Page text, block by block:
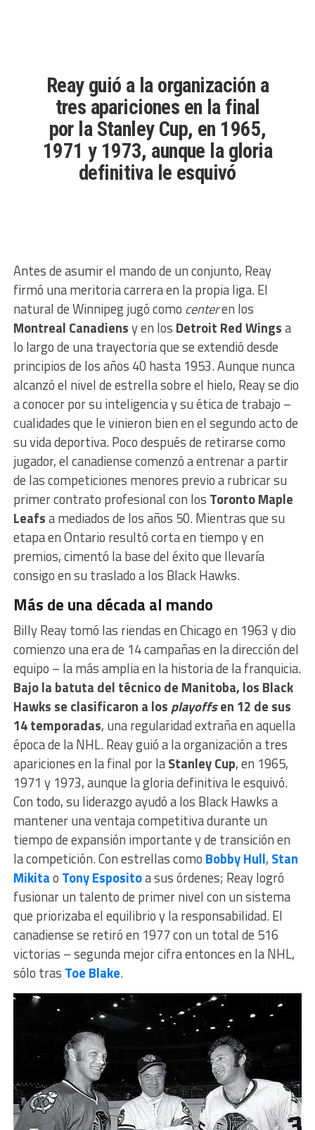
Reay guió a la organización a
tres apariciones en la final
por la Stanley Cup, en 1965,
1971 y 1973, aunque la gloria
definitiva le esquivó
Antes de asumir el mando de un conjunto, Reay
firmó una meritoria carrera en la propia liga. El
natural de Winnipeg jugó como centeren los
Montreal Canadiensy en los Detroit Red Wingsa
lo largo de una trayectoria que se extendió desde
principios de los años 40 hasta 1953. Aunque nunca
alcanzó el nivel de estrella sobre el hielo, Reay se dio
a conocer por su inteligencia y su ética de trabajo –
cualidades que le vinieron bien en el segundo acto de
su vida deportiva. Poco después de retirarse como
jugador, el canadiense comenzó a entrenar a partir
de las competiciones menores previo a rubricar su
primer contrato profesional con los Toronto Maple
Leafsa mediados de los años 50. Mientras que su
etapa en Ontario resultó corta en tiempo y en
premios, cimentó la base del éxito que llevaría
consigo en su traslado a los Black Hawks.
Más de una década al mando
Billy Reay tomó las riendas en Chicago en 1963 y dio
comienzo una era de 14 campañas en la dirección del
equipo – la más amplia en la historia de la franquicia.
Bajo la batuta del técnico de Manitoba, los Black
Hawks se clasificaron a los playoffsen 12 de sus
14 temporadas, una regularidad extraña en aquella
época de la NHL. Reay guió a la organización a tres
apariciones en la final por laStanley Cup, en 1965,
1971 y 1973, aunque la gloria definitiva le esquivó.
Con todo, su liderazgo ayudó a los Black Hawks a
mantener una ventaja competitiva durante un
tiempo de expansión importante y de transición en
la competición. Con estrellas como Bobby Hull, Stan
Mikitao Tony Espositoa sus órdenes; Reay logró
fusionar un talento de primer nivel con un sistema
que priorizaba el equilibrio y la responsabilidad. El
canadiense se retiró en 1977 con un total de 516
victorias – segunda mejor cifra entonces en la NHL,
sólo tras Toe Blake.